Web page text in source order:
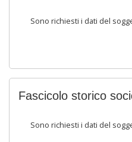
Sono richiesti i dati del
Fascicolo storico
Sono richiesti i dati del